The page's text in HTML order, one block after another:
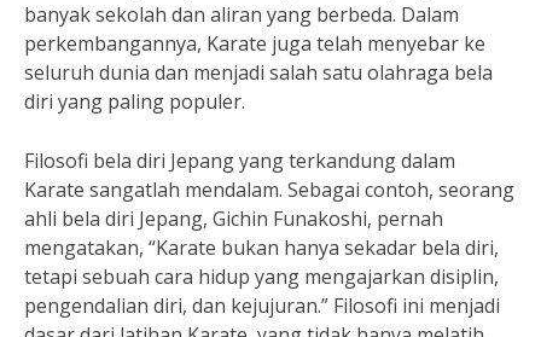
banyak sekolah dan aliran yang berbeda. Dalam
perkembangannya, Karate juga telah menyebar ke
seluruh dunia dan menjadi salah satu olahraga bela
diri yang paling populer.
Filosofi bela diri Jepang yang terkandung dalam
Karate sangatlah mendalam. Sebagai contoh, seorang
ahli bela diri Jepang, Gichin Funakoshi, pernah
mengatakan, “Karate bukan hanya sekadar bela diri,
tetapi sebuah cara hidup yang mengajarkan disiplin,
pengendalian diri, dan kejujuran.” Filosofi ini menjadi